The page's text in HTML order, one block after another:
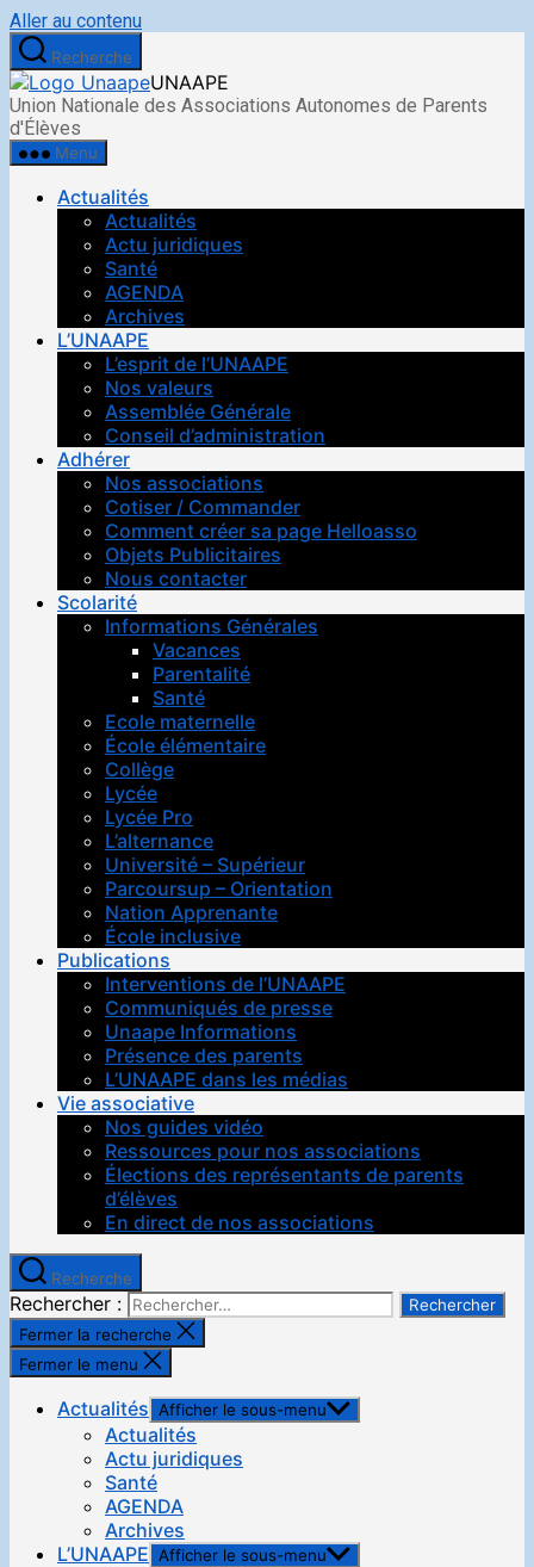
Aller au contenu
Recherche
UNAAPE
Union Nationale des Associations Autonomes de Parents
d'Élèves
Menu
Actualités
Actualités
Actu juridiques
Santé
AGENDA
Archives
L’UNAAPE
L’esprit de l’UNAAPE
Nos valeurs
Assemblée Générale
Conseil d’administration
Adhérer
Nos associations
Cotiser / Commander
Comment créer sa page Helloasso
Objets Publicitaires
Nous contacter
Scolarité
Informations Générales
Vacances
Parentalité
Santé
Ecole maternelle
École élémentaire
Collège
Lycée
Lycée Pro
L’alternance
Université – Supérieur
Parcoursup – Orientation
Nation Apprenante
École inclusive
Publications
Interventions de l’UNAAPE
Communiqués de presse
Unaape Informations
Présence des parents
L’UNAAPE dans les médias
Vie associative
Nos guides vidéo
Ressources pour nos associations
Élections des représentants de parents
d’élèves
En direct de nos associations
Recherche
Rechercher :
Fermer la recherche
Fermer le menu
Actualités Afficher le sous-menu
Actualités
Actu juridiques
Santé
AGENDA
Archives
L’UNAAPE Afficher le sous-menu